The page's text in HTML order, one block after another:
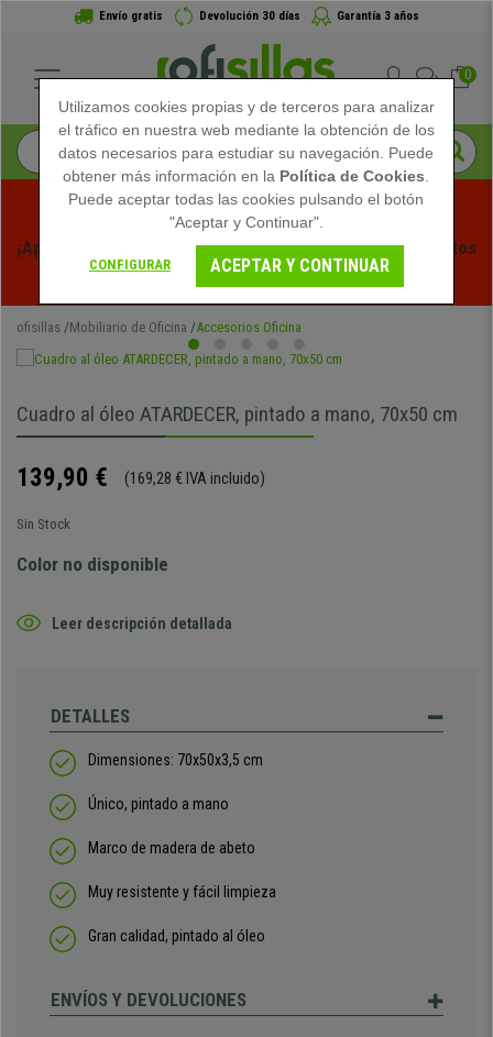
Envío gratis Devolución 30 días Garantía 3 años
0
¡Aprovecha las Rebajas de Verano en Ofisillas! Descuentos
Exclusivos por Tiempo Limitado - Ver Promo
ofisillas Mobiliario de Oficina Accesorios Oficina
Cuadro al óleo ATARDECER, pintado a mano, 70x50 cm
139,90 € (169,28 € IVA incluido)
Sin Stock
Color no disponible
Leer descripción detallada
DETALLES
Dimensiones: 70x50x3,5 cm
Único, pintado a mano
Marco de madera de abeto
Muy resistente y fácil limpieza
Gran calidad, pintado al óleo
ENVÍOS Y DEVOLUCIONES
Utilizamos cookies propias y de terceros para analizar
el tráfico en nuestra web mediante la obtención de los
datos necesarios para estudiar su navegación. Puede
obtener más información en la Política de Cookies
Puede aceptar todas las cookies pulsando el botón
"Aceptar y Continuar".
CONFIGURAR ACEPTAR Y CONTINUAR